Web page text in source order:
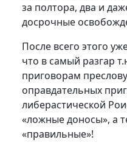
за полтора, два и
досрочные
После всего этого
что в самый разгар
приговорам
оправдательных
либерастической
«ложные доносы», а
«правильные»!